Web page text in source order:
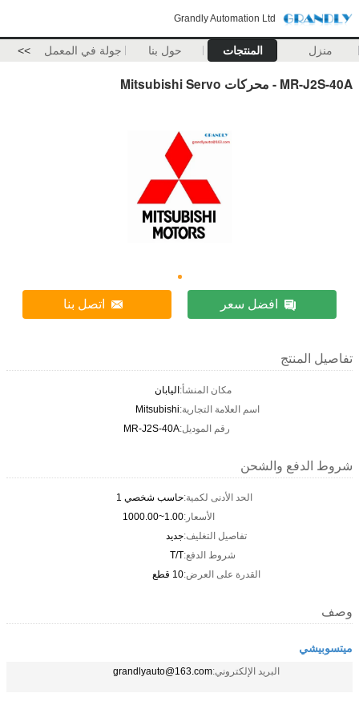
Grandly Automation Ltd
منزل المنتجات حول بنا جولة في المعمل >>
MR-J2S-40A - محركات Mitsubishi Servo
افضل سعر اتصل بنا
تفاصيل المنتج
مكان المنشأ:اليابان
اسم العلامة التجارية:Mitsubishi
رقم الموديل:MR-J2S-40A
شروط الدفع والشحن
الحد الأدنى لكمية:حاسب شخصي 1
الأسعار:1.00~1000.00
تفاصيل التغليف:جديد
شروط الدفع:T/T
القدرة على العرض:10 قطع
وصف
ميتسوبيشي
البريد الإلكتروني:grandlyauto@163.com